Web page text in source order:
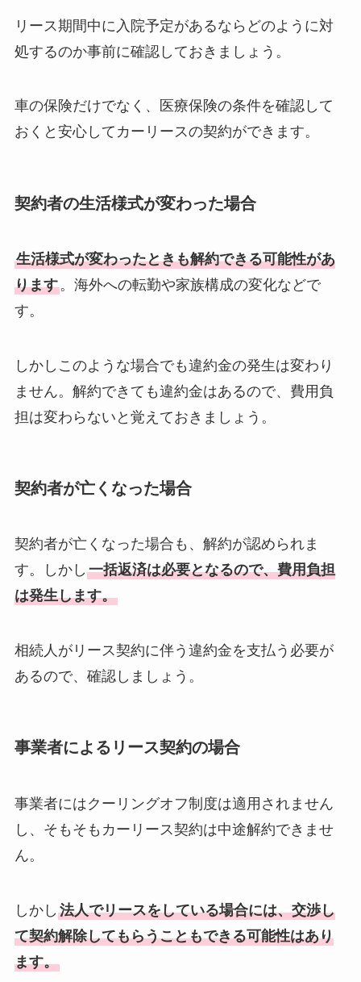
リース期間中に入院予定があるならどのように対
処するのか事前に確認しておきましょう。
車の保険だけでなく、医療保険の条件を確認して
おくと安心してカーリースの契約ができます。
契約者の生活様式が変わった場合
生活様式が変わったときも解約できる可能性があ
ります。海外への転勤や家族構成の変化などで
す。
しかしこのような場合でも違約金の発生は変わり
ません。解約できても違約金はあるので、費用負
担は変わらないと覚えておきましょう。
契約者が亡くなった場合
契約者が亡くなった場合も、解約が認められま
す。しかし 一括返済は必要となるので、費用負担
は発生します。
相続人がリース契約に伴う違約金を支払う必要が
あるので、確認しましょう。
事業者によるリース契約の場合
事業者にはクーリングオフ制度は適用されません
し、そもそもカーリース契約は中途解約できませ
ん。
しかし 法人でリースをしている場合には、交渉し
て契約解除してもらうこともできる可能性はあり
ます。